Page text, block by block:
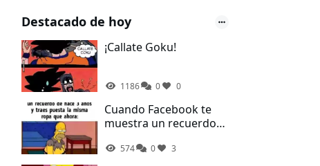
Destacado de hoy
¡Callate Goku!
1186 0 0
Cuando Facebook te
muestra un recuerdo
la misma ropa que
574 0 3